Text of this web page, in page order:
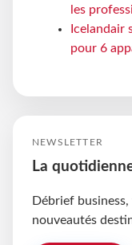
les
Icelandair
pour 6
NEWSLETTER
La
Débrief
nouveautés